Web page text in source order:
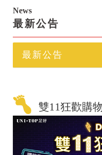
News
最新公告
最新公告
雙11狂歡購